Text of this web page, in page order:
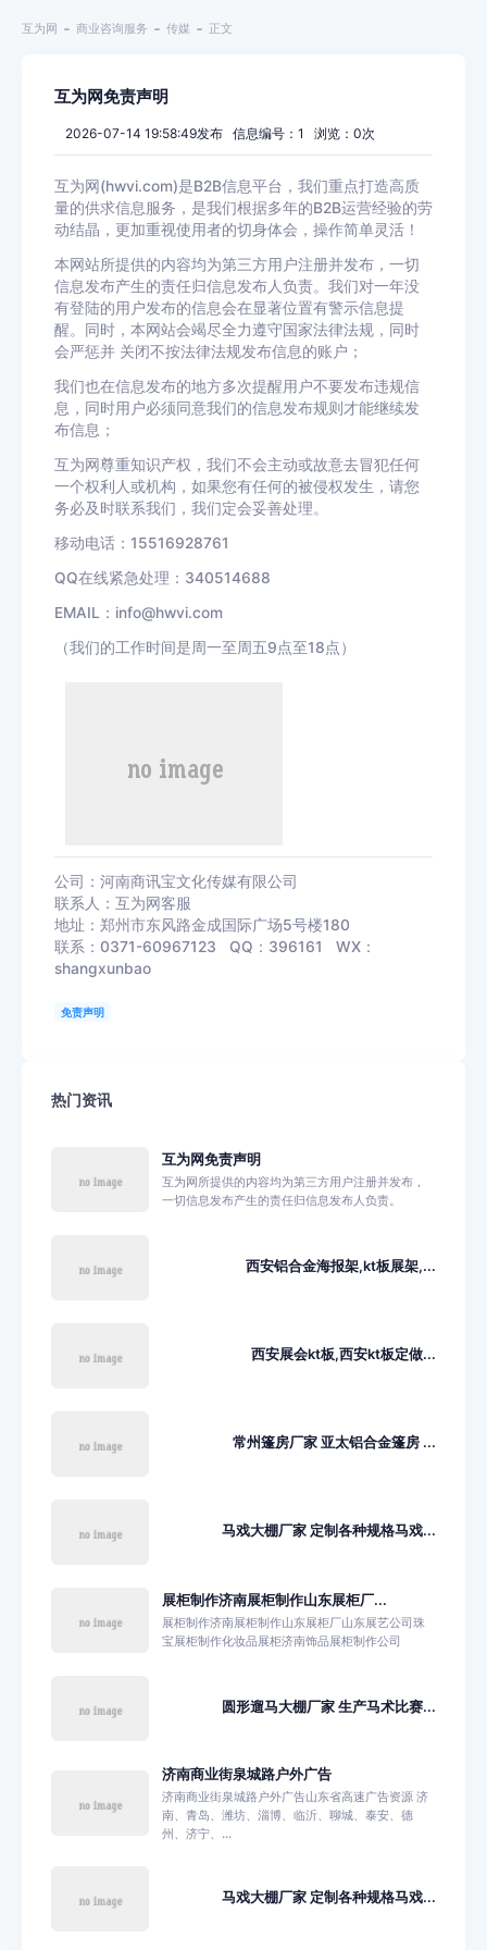
互为网 商业咨询服务 传媒 正文
互为网免责声明
2026-07-14 19:58:49发布 信息编号：1 浏览： 0次
互为网(hwvi.com)是B2B信息平台，我们重点打造高质
量的供求信息服务，是我们根据多年的B2B运营经验的劳
动结晶，更加重视使用者的切身体会，操作简单灵活！
本网站所提供的内容均为第三方用户注册并发布，一切
信息发布产生的责任归信息发布人负责。我们对一年没
有登陆的用户发布的信息会在显著位置有警示信息提
醒。同时，本网站会竭尽全力遵守国家法律法规，同时
会严惩并 关闭不按法律法规发布信息的账户；
我们也在信息发布的地方多次提醒用户不要发布违规信
息，同时用户必须同意我们的信息发布规则才能继续发
布信息；
互为网尊重知识产权，我们不会主动或故意去冒犯任何
一个权利人或机构，如果您有任何的被侵权发生，请您
务必及时联系我们，我们定会妥善处理。
移动电话：15516928761
QQ在线紧急处理：340514688
EMAIL：info@hwvi.com
（我们的工作时间是周一至周五9点至18点）
公司：河南商讯宝文化传媒有限公司
联系人：互为网客服
地址：郑州市东风路金成国际广场5号楼180
联系：0371-60967123 QQ：396161 WX：
shangxunbao
免责声明
热门资讯
互为网免责声明
互为网所提供的内容均为第三方用户注册并发布，
一切信息发布产生的责任归信息发布人负责。
西安铝合金海报架,kt板展架,...
西安展会kt板,西安kt板定做...
常州篷房厂家 亚太铝合金篷房 ...
马戏大棚厂家 定制各种规格马戏...
展柜制作济南展柜制作山东展柜厂...
展柜制作济南展柜制作山东展柜厂山东展艺公司珠
宝展柜制作化妆品展柜济南饰品展柜制作公司
圆形遛马大棚厂家 生产马术比赛...
济南商业街泉城路户外广告
济南商业街泉城路户外广告山东省高速广告资源 济
南、青岛、潍坊、淄博、临沂、聊城、泰安、德
州、济宁、...
马戏大棚厂家 定制各种规格马戏...